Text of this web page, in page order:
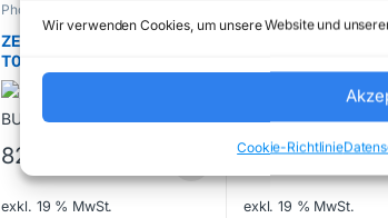
Wir verwenden Cookies, um unsere Website und
Cookie-Richtlinie
Photo & Film Scanners
ZEBRA – ZT23143-
T0E000FZ – NEW
827,40
exkl. 19 % MwSt.
957,60€
exkl. 19 % MwSt.